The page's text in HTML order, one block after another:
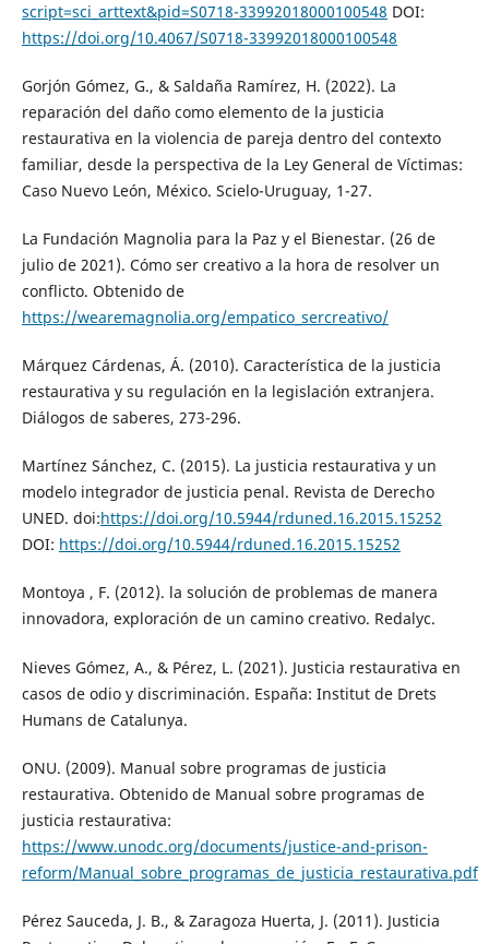
script=sci_arttext&pid=S0718-33992018000100548 DOI:
https://doi.org/10.4067/S0718-33992018000100548
Gorjón Gómez, G., & Saldaña Ramírez, H. (2022). La
reparación del daño como elemento de la justicia
restaurativa en la violencia de pareja dentro del contexto
familiar, desde la perspectiva de la Ley General de Víctimas:
Caso Nuevo León, México. Scielo-Uruguay, 1-27.
La Fundación Magnolia para la Paz y el Bienestar. (26 de
julio de 2021). Cómo ser creativo a la hora de resolver un
conflicto. Obtenido de
https://wearemagnolia.org/empatico_sercreativo/
Márquez Cárdenas, Á. (2010). Característica de la justicia
restaurativa y su regulación en la legislación extranjera.
Diálogos de saberes, 273-296.
Martínez Sánchez, C. (2015). La justicia restaurativa y un
modelo integrador de justicia penal. Revista de Derecho
UNED. doi:https://doi.org/10.5944/rduned.16.2015.15252
DOI: https://doi.org/10.5944/rduned.16.2015.15252
Montoya , F. (2012). la solución de problemas de manera
innovadora, exploración de un camino creativo. Redalyc.
Nieves Gómez, A., & Pérez, L. (2021). Justicia restaurativa en
casos de odio y discriminación. España: Institut de Drets
Humans de Catalunya.
ONU. (2009). Manual sobre programas de justicia
restaurativa. Obtenido de Manual sobre programas de
justicia restaurativa:
https://www.unodc.org/documents/justice-and-prison-
reform/Manual_sobre_programas_de_justicia_restaurativa.pdf
Pérez Sauceda, J. B., & Zaragoza Huerta, J. (2011). Justicia